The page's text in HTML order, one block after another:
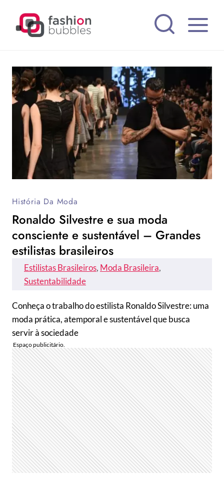
História Da Moda
Ronaldo Silvestre e sua moda
consciente e sustentável – Grandes
estilistas brasileiros
Estilistas Brasileiros, Moda Brasileira
Sustentabilidade
Conheça o trabalho do estilista Ronaldo Silvestre: uma
moda prática, atemporal e sustentável que busca
servir à sociedade